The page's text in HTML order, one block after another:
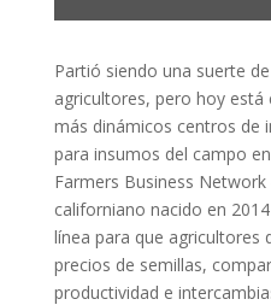
Partió siendo una suerte
agricultores, pero hoy
más dinámicos centros de
para insumos del campo
Farmers Business
californiano nacido en
línea para que agricultores
precios de semillas,
productividad e